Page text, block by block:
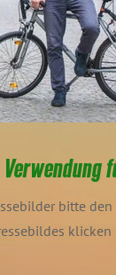
bitte